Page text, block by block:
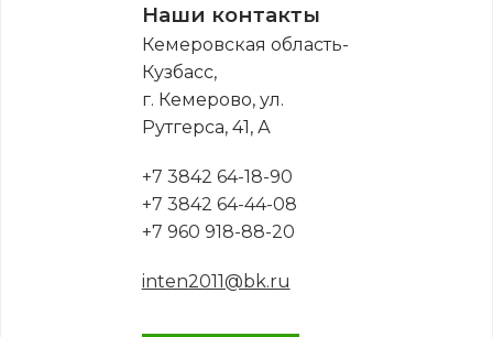
Наши контакты
Кемеровская область-
Кузбасс,
г. Кемерово, ул.
Рутгерса, 41, А
+7 3842 64-18-90
+7 3842 64-44-08
+7 960 918-88-20
inten2011@bk.ru